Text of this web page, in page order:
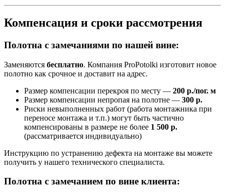
Компенсация и сроки рассмотрения
Полотна с замечаниями по нашей вине:
Заменяются бесплатно. Компания ProPotolki изготовит новое
полотно как срочное и доставит на адрес.
Размер компенсации перекроя по месту — 200 р./пог. м
Размер компенсации непропая на полотне — 300 р.
Риски невыполненных работ (работа монтажника при
переносе монтажа и т.п.) могут быть частично
компенсированы в размере не более 1 500 р.
(рассматривается индивидуально)
Инструкцию по устранению дефекта на монтаже вы можете
получить у нашего технического специалиста.
Полотна с замечанием по вине клиента: